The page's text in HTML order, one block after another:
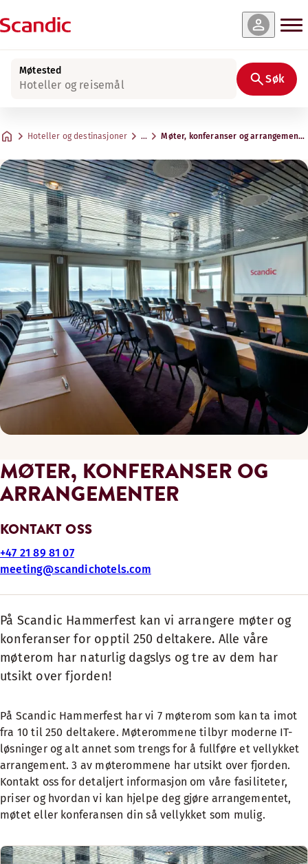
Møtested
Hoteller og reisemål Søk
Hoteller og destinasjoner … Møter, konferanser og
MØTER, KONFERANSER OG
ARRANGEMENTER
KONTAKT OSS
+47 21 89 81 07
meeting@scandichotels.com
På Scandic Hammerfest kan vi arrangere møter og
konferanser for opptil 250 deltakere. Alle våre
møterom har naturlig dagslys og tre av dem har
utsikt over fjorden!
På Scandic Hammerfest har vi 7 møterom som kan ta imot
fra 10 til 250 deltakere. Møterommene tilbyr moderne IT-
løsninger og alt annet som trengs for å fullføre et vellykket
arrangement. 3 av møterommene har utsikt over fjorden.
Kontakt oss for detaljert informasjon om våre fasiliteter,
priser og hvordan vi kan hjelpe deg gjøre arrangementet,
møtet eller konferansen din så vellykket som mulig.